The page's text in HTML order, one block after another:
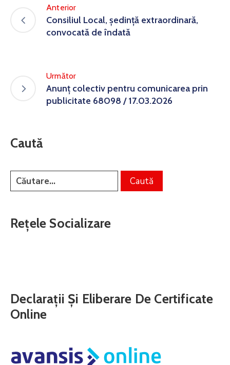
Anterior
Consiliul Local, ședință extraordinară,
convocată de îndată
Următor
Anunț colectiv pentru comunicarea prin
publicitate 68098 / 17.03.2026
Caută
Rețele Socializare
Declarații Și Eliberare De Certificate
Online